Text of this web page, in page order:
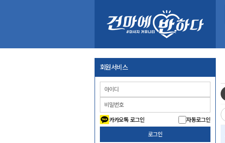
회원서비스
카카오톡 로그인 자동로그인
로그인